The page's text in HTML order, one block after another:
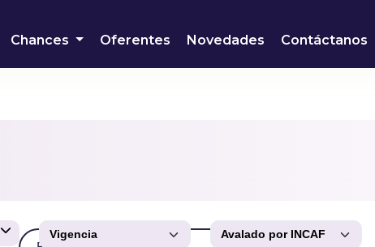
Chances Oferentes Novedades Contáctanos